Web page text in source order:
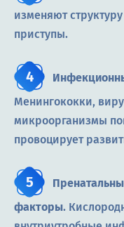
изменяют
приступы.
Менингококки,
микроорганизмы
провоцирует
факторы.